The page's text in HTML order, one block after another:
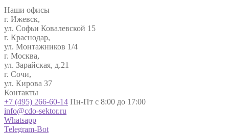
Наши офисы
г. Ижевск,
ул. Софьи Ковалевской 15
г. Краснодар,
ул. Монтажников 1/4
г. Москва,
ул. Зарайская, д.21
г. Сочи,
ул. Кирова 37
Контакты
+7 (495) 266-60-14 Пн-Пт с 8:00 до 17:00
info@cdo-sektor.ru
Whatsapp
Telegram-Bot